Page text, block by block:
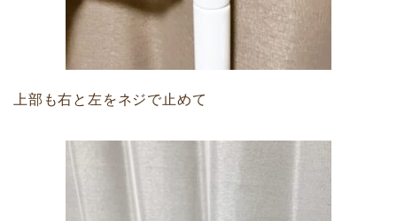
上部も右と左をネジで止めて